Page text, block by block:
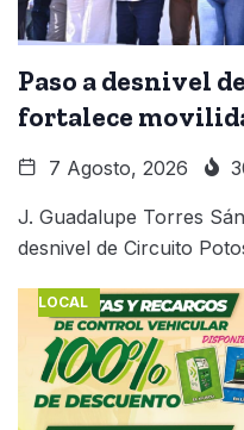
Paso a desnivel
fortalece
7 Agosto, 2026
J. Guadalupe Torres
desnivel de Circuito
LOCAL